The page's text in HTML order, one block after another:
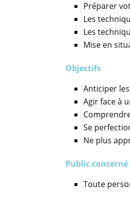
Préparer
Les
Les
Mise en
Objectifs
Anticiper
Agir face à
Se
Ne plus
Public concerné
Toute